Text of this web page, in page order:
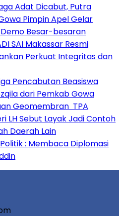
Adat Dicabut, Putra
Pimpin Apel Gelar
Besar-besaran
SAI Makassar Resmi
Perkuat Integritas dan
Pencabutan Beasiswa
dari Pemkab Gowa
Geomembran TPA
LH Sebut Layak Jadi Contoh
Daerah Lain
: Membaca Diplomasi